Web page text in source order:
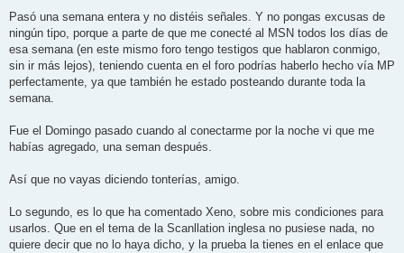
Pasó una semana entera y no distéis señales. Y no pongas excusas de
ningún tipo, porque a parte de que me conecté al MSN todos los días de
esa semana (en este mismo foro tengo testigos que hablaron conmigo,
sin ir más lejos), teniendo cuenta en el foro podrías haberlo hecho vía MP
perfectamente, ya que también he estado posteando durante toda la
semana.
Fue el Domingo pasado cuando al conectarme por la noche vi que me
habías agregado, una seman después.
Así que no vayas diciendo tonterías, amigo.
Lo segundo, es lo que ha comentado Xeno, sobre mis condiciones para
usarlos. Que en el tema de la Scanllation inglesa no pusiese nada, no
quiere decir que no lo haya dicho, y la prueba la tienes en el enlace que